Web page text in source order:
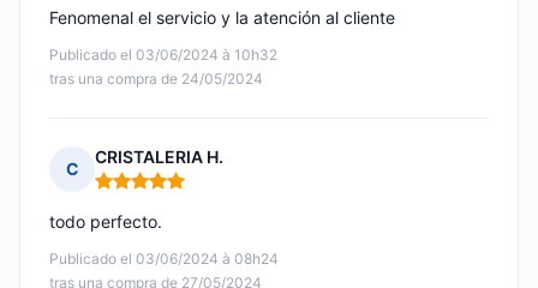
Publicado el 03/06/2024 à 10h32
tras una compra de 24/05/2024
Fenomenal el servicio y la atención al cliente
C
CRISTALERIA H.
Nota: 5 de 5
Publicado el 03/06/2024 à 08h24
tras una compra de 27/05/2024
todo perfecto.